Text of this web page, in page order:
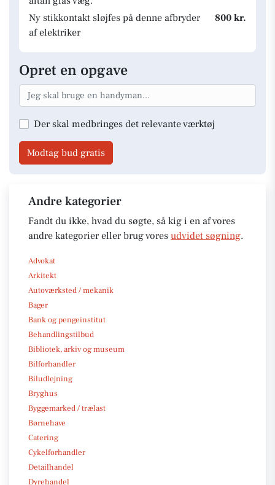
Ny stikkontakt sløjfes på denne afbryder
af elektriker
800 kr.
Opret en opgave
Der skal medbringes det relevante værktøj
Modtag bud gratis
Andre kategorier
Fandt du ikke, hvad du søgte, så kig i en af vores
andre kategorier eller brug vores udvidet søgning.
Advokat
Arkitekt
Autoværksted / mekanik
Bager
Bank og pengeinstitut
Behandlingstilbud
Bibliotek, arkiv og museum
Bilforhandler
Biludlejning
Bryghus
Byggemarked / trælast
Børnehave
Catering
Cykelforhandler
Detailhandel
Dyrehandel